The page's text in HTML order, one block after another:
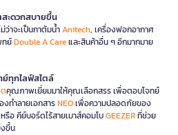
สะดวกสบายขึ้น
ว่าจะเป็นกาต้มน้ำAnitech, เครื่องฟอกอากาศ
ทย์Double A Careและสินค้าอื่น ๆ อีกมากมาย
ย์ทุกไลฟ์สไตล์
คุณภาพเยี่ยมมาให้คุณเลือกสรร เพื่อตอบโจทย์
งทำลายเอกสารNEOเพื่อความปลอดภัยของ
รือ คีย์บอร์ดไร้สายเมาส์คอมโบGEEZERที่ช่วย
ขึ้น